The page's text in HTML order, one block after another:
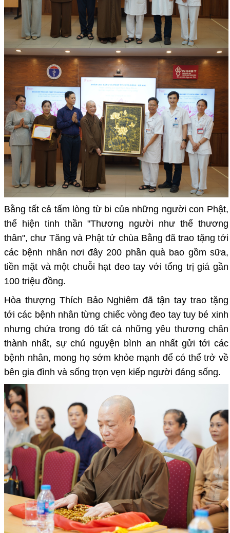
Bằng tất cả tấm lòng từ bi của những người con Phật,
thể hiện tinh thần "Thương người như thể thương
thân", chư Tăng và Phật tử chùa Bằng đã trao tặng tới
các bệnh nhân nơi đây 200 phần quà bao gồm sữa,
tiền mặt và một chuỗi hạt đeo tay với tổng trị giá gần
100 triệu đồng.
Hòa thượng Thích Bảo Nghiêm đã tận tay trao tặng
tới các bệnh nhân từng chiếc vòng đeo tay tuy bé xinh
nhưng chứa trong đó tất cả những yêu thương chân
thành nhất, sự chú nguyện bình an nhất gửi tới các
bệnh nhân, mong họ sớm khỏe mạnh để có thể trở về
bên gia đình và sống trọn vẹn kiếp người đáng sống.